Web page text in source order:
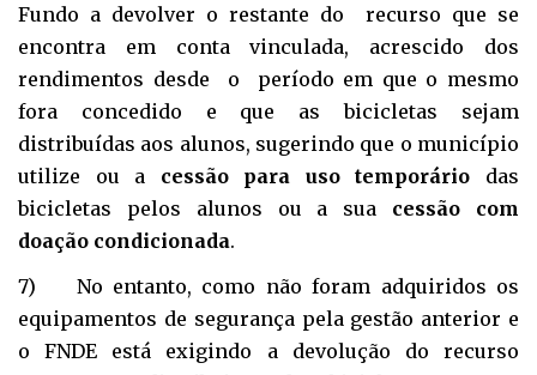
Fundo a devolver o restante do recurso que se
encontra em conta vinculada, acrescido dos
rendimentos desde o período em que o mesmo
fora concedido e que as bicicletas sejam
distribuídas aos alunos, sugerindo que o município
utilize ou a cessão para uso temporário das
bicicletas pelos alunos ou a sua cessão com
doação condicionada.
7) No entanto, como não foram adquiridos os
equipamentos de segurança pela gestão anterior e
o FNDE está exigindo a devolução do recurso